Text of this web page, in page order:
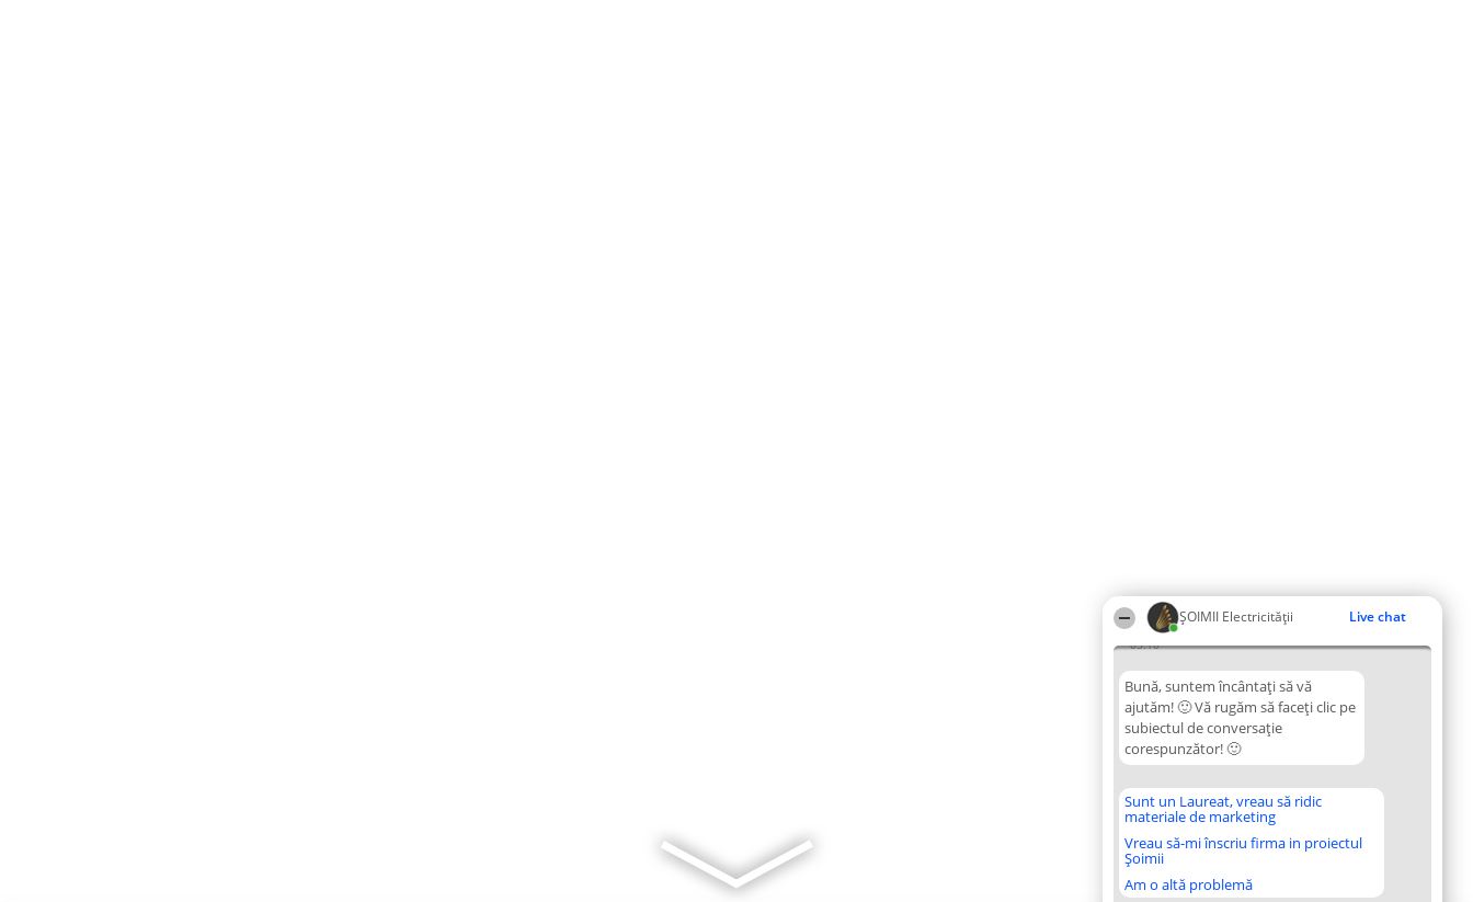
ȘOIMII Electricității Live chat
05:10
Bună, suntem încântați să vă
ajutăm! 🙂 Vă rugăm să faceți clic pe
subiectul de conversație
corespunzător! 🙂
Sunt un Laureat, vreau să ridic
materiale de marketing
Vreau să-mi înscriu firma in proiectul
Șoimii
Am o altă problemă